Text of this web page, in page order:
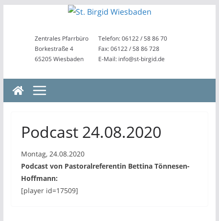
springenZentrales Pfarrbüro
Borkestraße 4
65205 Wiesbaden
Telefon: 06122 / 58 86 70
Fax: 06122 / 58 86 728
E-Mail: info@st-birgid.de
Podcast 24.08.2020
Montag, 24.08.2020
Podcast von Pastoralreferentin Bettina Tönnesen-
Hoffmann:
[player id=17509]